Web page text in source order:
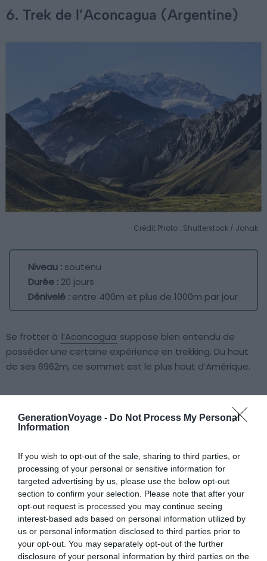
GenerationVoyage - Do Not Process My Personal
Information
If you wish to opt-out of the sale, sharing to third parties, or
processing of your personal or sensitive information for
targeted advertising by us, please use the below opt-out
section to confirm your selection. Please note that after your
opt-out request is processed you may continue seeing
interest-based ads based on personal information utilized by
us or personal information disclosed to third parties prior to
your opt-out. You may separately opt-out of the further
disclosure of your personal information by third parties on the
6. Trek de l’Aconcagua (Argentine)
Crédit Photo : Shutterstock / Jonak
Niveau : soutenu
Durée : 20 jours
Dénivelé : entre 400m et plus de 1000m par jour
Se frotter à l’Aconcagua suppose bien entendu de
posséder une certaine expérience en trekking. Du haut
de ses 6962m, ce sommet est le plus haut d’Amérique.
Si sur le plan technique, ce trek n’est pas forcément le
plus difficile, la météo capricieuse de la région peut
rapidement décourager les moins motivés. L’ascension
promenade de santé. Avis aux amateurs·trices !
7. Trek Cordillère Royale et volcans du
Sud Lipez (Bolivie)